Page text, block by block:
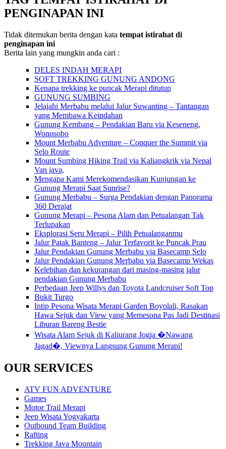
PENGINAPAN INI
Tidak ditemukan berita dengan kata tempat istirahat di
penginapan ini
Berita lain yang mungkin anda cari :
DELES INDAH MERAPI
SOFT TREKKING GUNUNG ANDONG
Kenapa trekking ke puncak Merapi ditutup
GUNUNG SUMBING
Jelajahi Merbabu melalui Jalur Suwanting – Tantangan
yang Membawa Keindahan
Gunung Kembang – Pendakian Baru via Keseneng,
Wonosobo
Mount Merbabu Adventure – Conquer the Summit via
Selo Route
Mount Sumbing Hiking Trail via Kaliangkrik via Nepal
Van java,
Mengapa Kami Merekomendasikan Kunjungan ke
Gunung Merapi Saat Sunrise?
Gunung Merbabu – Surga Pendakian dengan Panorama
360 Derajat
Gunung Merapi – Pesona Alam dan Petualangan Tak
Terlupakan
Eksplorasi Seru Merapi – Pilih Petualanganmu
Jalur Patak Banteng – Jalur Terfavorit ke Puncak Prau
Jalur Pendakian Gunung Merbabu via Basecamp Selo
Jalur Pendakian Gunung Merbabu via Basecamp Wekas
Kelebihan dan kekurangan dari masing-masing jalur
pendakian Gunung Merbabu
Perbedaan Jeep Willys dan Toyota Landcruiser Soft Top
Bukit Turgo
Intip Pesona Wisata Merapi Garden Boyolali, Rasakan
Hawa Sejuk dan View yang Memesona Pas Jadi Destinasi
Liburan Bareng Bestie
Wisata Alam Sejuk di Kaliurang Jogja �Nawang
Jagad�, Viewnya Langsung Gunung Merapi!
OUR SERVICES
ATV FUN ADVENTURE
Games
Motor Trail Merapi
Jeep Wisata Yogyakarta
Outbound Team Building
Rafting
Trekking Java Mountain